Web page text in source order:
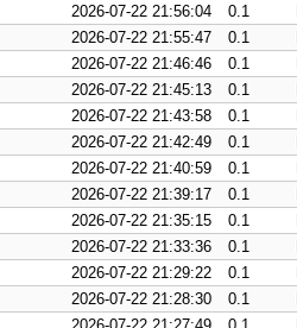
2026-07-22 21:56:04 0.1
2026-07-22 21:55:47 0.1
2026-07-22 21:46:46 0.1
2026-07-22 21:45:13 0.1
2026-07-22 21:43:58 0.1
2026-07-22 21:42:49 0.1
2026-07-22 21:40:59 0.1
2026-07-22 21:39:17 0.1
2026-07-22 21:35:15 0.1
2026-07-22 21:33:36 0.1
2026-07-22 21:29:22 0.1
2026-07-22 21:28:30 0.1